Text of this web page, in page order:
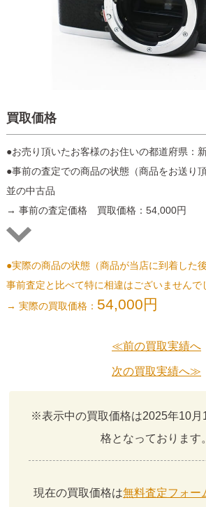
買取価格
●お売り頂いたお客様のお住いの都道府県：
●事前の査定での商品の状態（商品をお送り頂
並の中古品
→ 事前の査定価格 買取価格：54,000円
●実際の商品の状態（商品が当店に到着した後
事前査定と比べて特に相違はございませんで
→ 実際の買取価格： 54,000円
≪前の買取実績へ
次の買取実績へ≫
※表示中の買取価格は2025年10月
格となっております。
現在の買取価格は無料査定フォー